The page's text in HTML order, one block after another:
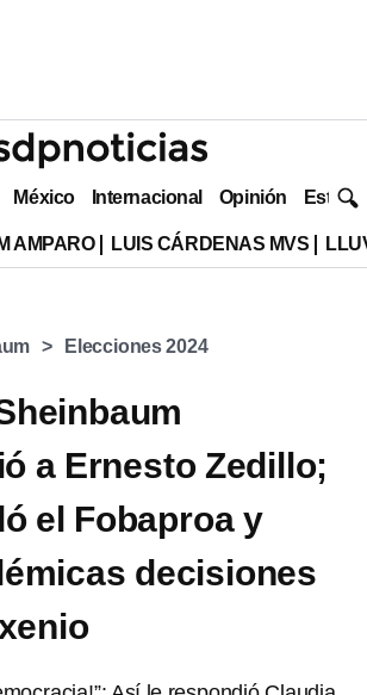
México Internacional Opinión Estilo
AMPARO LUIS CÁRDENAS MVS
Elecciones 2024
a Ernesto Zedillo;
el Fobaproa y
decisiones